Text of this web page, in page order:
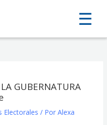
☰
☰
GUBERNATURA
Electorales / Por Alexa